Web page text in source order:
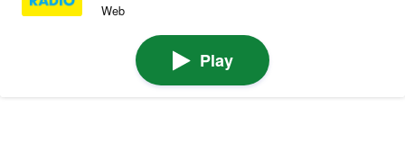
Web
Play